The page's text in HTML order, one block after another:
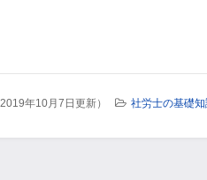
2019年10月7日更新） 社労士の基礎